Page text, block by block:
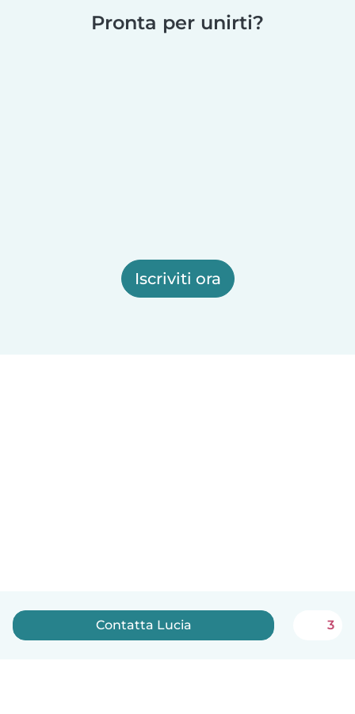
Pronta per unirti?
Iscriviti ora
Contatta Lucia 3